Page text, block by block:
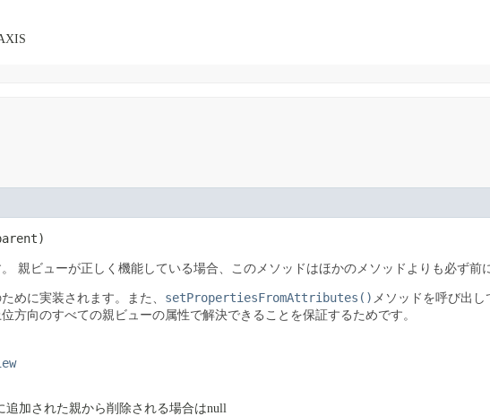
親ビューが正しく機能している場合、このメソッドはほかのメソッドよりも必ず前
めに実装されます。また、 setPropertiesFromAttributes() メソッドを呼び出し
方向のすべての親ビューの属性で解決できることを保証するためです。
追加された親から削除される場合はnull